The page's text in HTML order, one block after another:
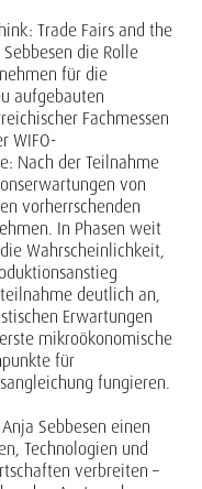
Trade Fairs and the
die Rolle
für die
aufgebauten
Fachmessen
WIFO-
Nach der Teilnahme
von
vorherrschenden
In Phasen weit
Wahrscheinlichkeit,
deutlich an,
Erwartungen
mikroökonomische
für
fungieren.
Sebbesen einen
Technologien und
verbreiten –